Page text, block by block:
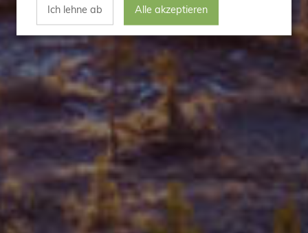
Ich lehne ab Alle akzeptieren